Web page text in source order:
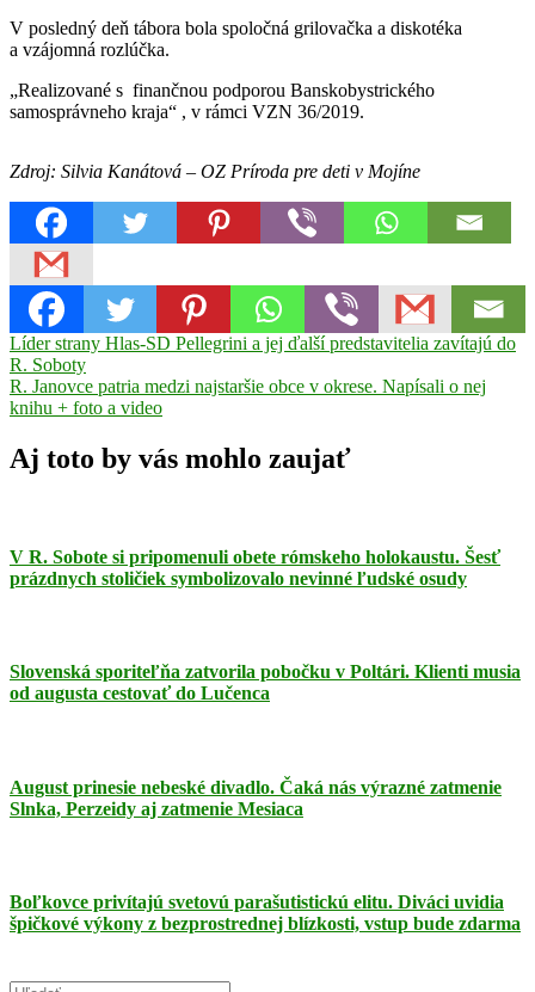
V posledný deň tábora bola spoločná grilovačka a diskotéka
a vzájomná rozlúčka.
„Realizované s finančnou podporou Banskobystrického
samosprávneho kraja“ , v rámci VZN 36/2019.
Zdroj: Silvia Kanátová – OZ Príroda pre deti v Mojíne
Navigácia
v
článku
Previous
Post:
Líder strany Hlas-SD Pellegrini a jej ďalší predstavitelia zavítajú do
R. Soboty
Next
Post:
R. Janovce patria medzi najstaršie obce v okrese. Napísali o nej
knihu + foto a video
Aj toto by vás mohlo zaujať
V R. Sobote si pripomenuli obete rómskeho holokaustu. Šesť
prázdnych stoličiek symbolizovalo nevinné ľudské osudy
Slovenská sporiteľňa zatvorila pobočku v Poltári. Klienti musia
od augusta cestovať do Lučenca
August prinesie nebeské divadlo. Čaká nás výrazné zatmenie
Slnka, Perzeidy aj zatmenie Mesiaca
Boľkovce privítajú svetovú parašutistickú elitu. Diváci uvidia
špičkové výkony z bezprostrednej blízkosti, vstup bude zdarma